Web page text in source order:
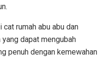
rumah abu abu dan
dapat mengubah
penuh dengan kemewahan